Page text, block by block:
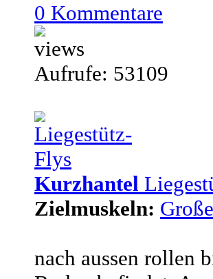
0 Kommentare
Aufrufe: 53109
Kurzhantel
Zielmuskeln:
nach aussen rollen